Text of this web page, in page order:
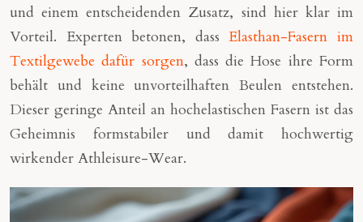
und einem entscheidenden Zusatz, sind hier klar im
Vorteil. Experten betonen, dassElasthan-Fasern im
Textilgewebe dafür sorgen, dass die Hose ihre Form
behält und keine unvorteilhaften Beulen entstehen.
Dieser geringe Anteil an hochelastischen Fasern ist das
Geheimnis formstabiler und damit hochwertig
wirkender Athleisure-Wear.